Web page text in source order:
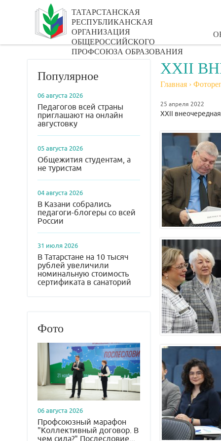
ТАТАРСТАНСКАЯ
РЕСПУБЛИКАНСКАЯ
ОРГАНИЗАЦИЯ
ОБЩЕРОССИЙСКОГО
ПРОФСОЮЗА ОБРАЗОВАНИЯ
Популярное
06 августа 2026
Педагогов всей страны
приглашают на онлайн
августовку
05 августа 2026
Общежития студентам, а
не туристам
04 августа 2026
В Казани собрались
педагоги-блогеры со всей
России
31 июля 2026
В Татарстане на 10 тысяч
рублей увеличили
номинальную стоимость
сертификата в санаторий
Фото
06 августа 2026
Профсоюзный марафон
"Коллективный договор. В
чем сила?" Послесловие...
XXII
Главная ›
25 апреля 2022
XXII